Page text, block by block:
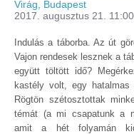
Virág, Budapest
2017. augusztus 21. 11:00
Indulás a táborba. Az út
Vajon rendesek lesznek a
együtt töltött idő?
kastély volt, egy hatalmas
Rögtön szétosztottak
témát (a mi csapatunk a
amit a hét folyamán